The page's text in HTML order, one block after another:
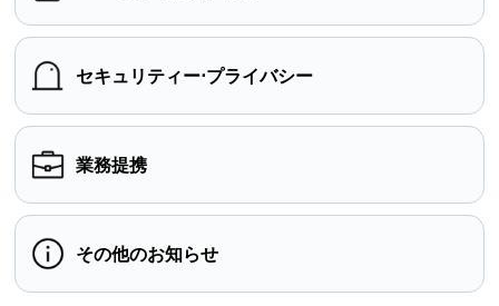
セキュリティー⋅プライバシー
業務提携
その他のお知らせ